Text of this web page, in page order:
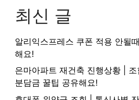
최신 글
알리익스프레스 쿠폰 적용 안될
해요!
은마아파트 재건축 진행상황 |
분담금 꿀팁 공유해요!